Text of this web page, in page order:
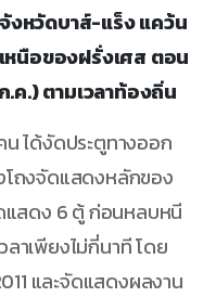
งหวัดบาส์-แร็ง แคว้น
นือของฝรั่งเศส ตอน
.ค.) ตามเวลาท้องถิ่น
ได้งัดประตูทางออก
โถงจัดแสดงหลักของ
สดง 6 ตู้ ก่อนหลบหนี
ลาเพียงไม่กี่นาที โดย
และจัดแสดงผลงาน